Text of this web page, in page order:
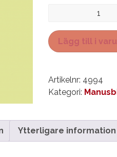
lika
med]
Lägg till i
Artikelnr: 4994
Kategori:
Ytterligare information